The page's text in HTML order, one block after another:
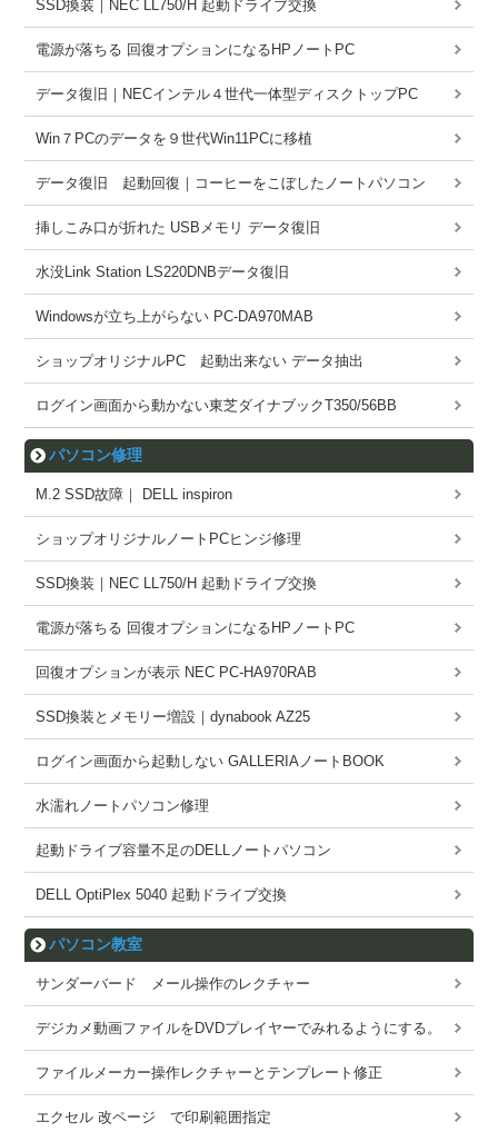
SSD換装｜NEC LL750/H 起動ドライブ交換
電源が落ちる 回復オプションになるHPノートPC
データ復旧｜NECインテル４世代一体型ディスクトップPC
Win７PCのデータを９世代Win11PCに移植
データ復旧 起動回復｜コーヒーをこぼしたノートパソコン
挿しこみ口が折れた USBメモリ データ復旧
水没Link Station LS220DNBデータ復旧
Windowsが立ち上がらない PC-DA970MAB
ショップオリジナルPC 起動出来ない データ抽出
ログイン画面から動かない東芝ダイナブックT350/56BB
パソコン修理
M.2 SSD故障｜ DELL inspiron
ショップオリジナルノートPCヒンジ修理
SSD換装｜NEC LL750/H 起動ドライブ交換
電源が落ちる 回復オプションになるHPノートPC
回復オプションが表示 NEC PC-HA970RAB
SSD換装とメモリー増設｜dynabook AZ25
ログイン画面から起動しない GALLERIAノートBOOK
水濡れノートパソコン修理
起動ドライブ容量不足のDELLノートパソコン
DELL OptiPlex 5040 起動ドライブ交換
パソコン教室
サンダーバード メール操作のレクチャー
デジカメ動画ファイルをDVDプレイヤーでみれるようにする。
ファイルメーカー操作レクチャーとテンプレート修正
エクセル 改ページ で印刷範囲指定